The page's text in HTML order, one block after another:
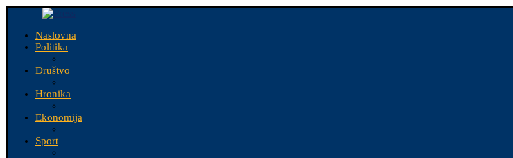
Naslovna
Politika
Društvo
Hronika
Ekonomija
Sport